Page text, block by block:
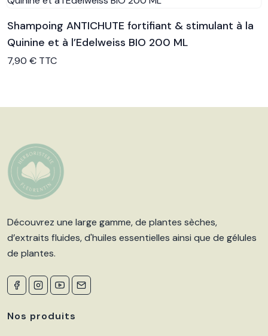
Voir le produit
Shampoing ANTICHUTE fortifiant & stimulant à la
Quinine et à l’Edelweiss BIO 200 ML
7,90 € TTC
Découvrez une large gamme, de plantes sèches,
d’extraits fluides, d'huiles essentielles ainsi que de gélules
de plantes.
Nos produits